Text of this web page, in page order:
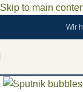
Skip to main
Wir